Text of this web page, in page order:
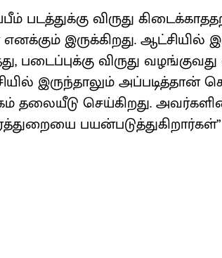
படத்துக்கு விருது
இருக்கிறது.
படைப்புக்கு விருது
இருந்தாலும் அப்படித்தான்
தலையீடு செய்கிறது.